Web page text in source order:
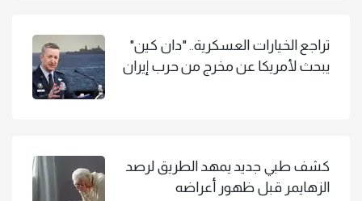
تراجع الخيارات العسكرية.. "دان كين"
يبحث لأمريكا عن مخرج من حرب إيران
كشف طبي جديد يمهد الطريق لرصد
الزهايمر قبل ظهور أعراضه